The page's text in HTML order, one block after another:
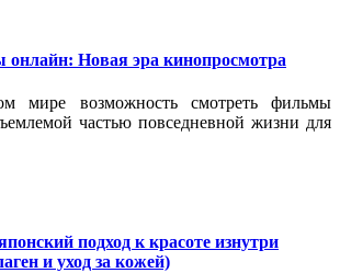
Новая эра кинопросмотра
мире возможность смотреть фильмы
частью повседневной жизни для
подход к красоте изнутри
и уход за кожей)